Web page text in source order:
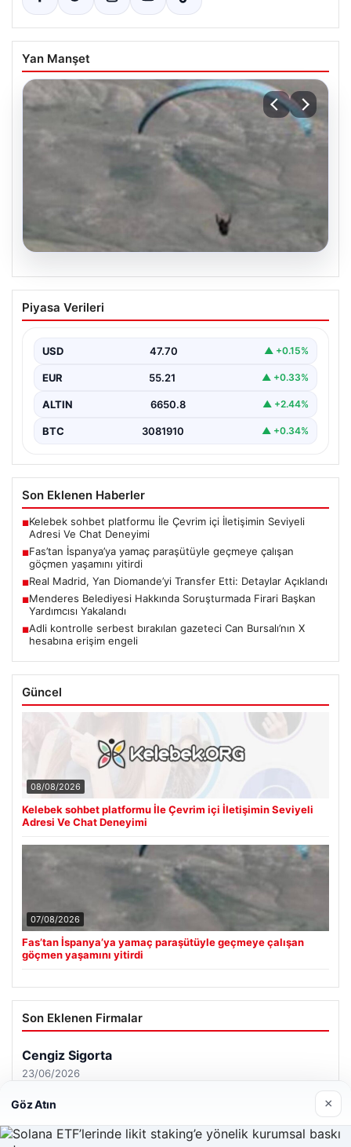
Yan Manşet
Fas’tan İspanya’ya yamaç paraşütüyle
geçmeye çalışan göçmen yaşamını
Piyasa Verileri
USD 47.70 ▲ +0.15%
EUR 55.21 ▲ +0.33%
ALTIN 6650.8 ▲ +2.44%
BTC 3081910 ▲ +0.34%
Son Eklenen Haberler
■Kelebek sohbet platformu İle Çevrim içi İletişimin Seviyeli
Adresi Ve Chat Deneyimi
■Fas’tan İspanya’ya yamaç paraşütüyle geçmeye çalışan
göçmen yaşamını yitirdi
■Real Madrid, Yan Diomande’yi Transfer Etti: Detaylar Açıklandı
■Menderes Belediyesi Hakkında Soruşturmada Firari Başkan
Yardımcısı Yakalandı
■Adli kontrolle serbest bırakılan gazeteci Can Bursalı’nın X
hesabına erişim engeli
Güncel
08/08/2026
Kelebek sohbet platformu İle Çevrim içi İletişimin Seviyeli
Adresi Ve Chat Deneyimi
07/08/2026
Fas’tan İspanya’ya yamaç paraşütüyle geçmeye çalışan
göçmen yaşamını yitirdi
Son Eklenen Firmalar
Göz Atın ×